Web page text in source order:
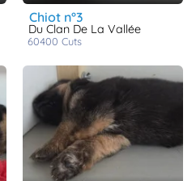
chiot n°3
Du Clan De La Vallée
60400 cuts